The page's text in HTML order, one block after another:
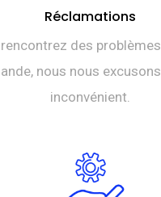
Réclamations
des
nous nous
inconvénient.